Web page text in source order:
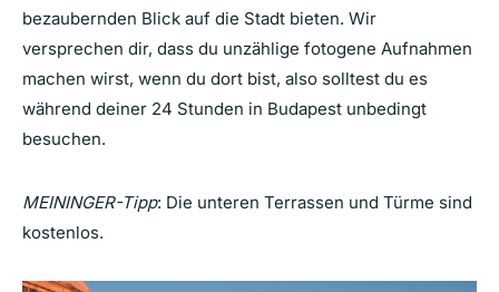
bezaubernden Blick auf die Stadt bieten. Wir
versprechen dir, dass du unzählige fotogene Aufnahmen
machen wirst, wenn du dort bist, also solltest du es
während deiner 24 Stunden in Budapest unbedingt
besuchen.
MEININGER-Tipp: Die unteren Terrassen und Türme sind
kostenlos.